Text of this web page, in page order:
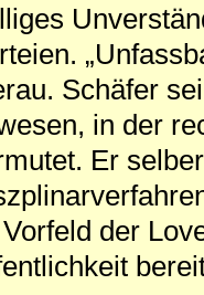
Schäfer
in der
Er
der